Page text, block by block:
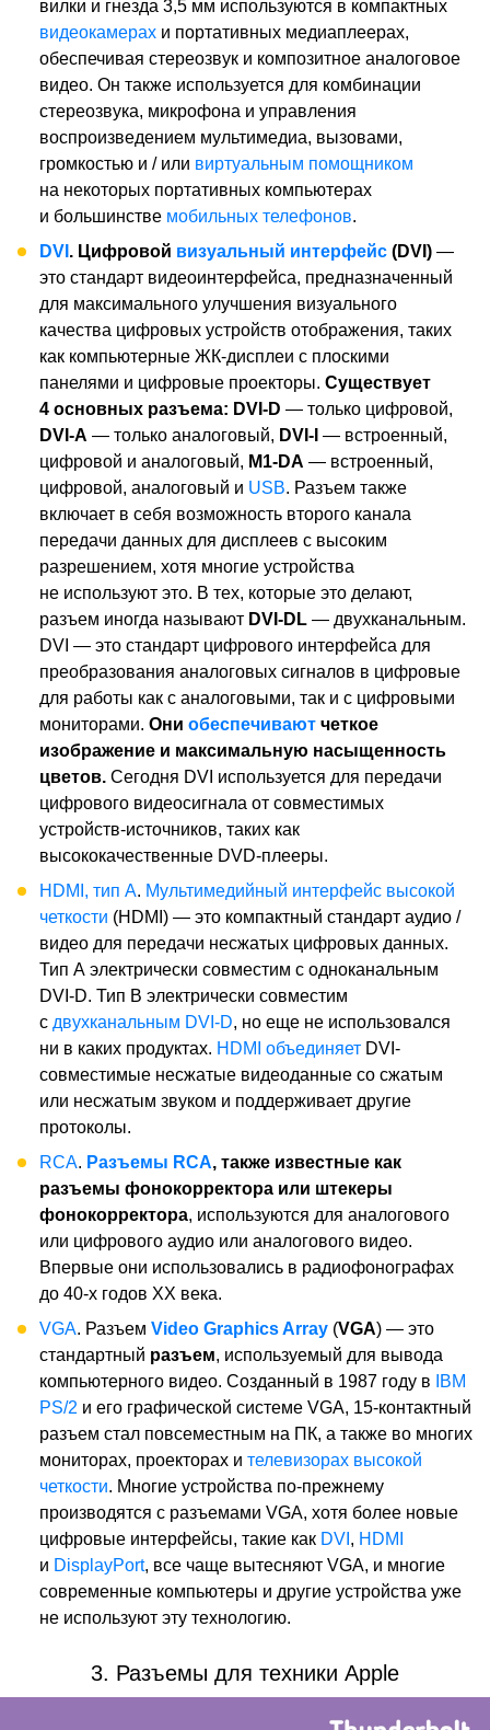
вилки и гнезда 3,5 мм используются в компактных
видеокамерах и портативных медиаплеерах,
обеспечивая стереозвук и композитное аналоговое
видео. Он также используется для комбинации
стереозвука, микрофона и управления
воспроизведением мультимедиа, вызовами,
громкостью и / или виртуальным помощником
на некоторых портативных компьютерах
и большинстве мобильных телефонов.
DVI . Цифровой визуальный интерфейс (DVI) —
это стандарт видеоинтерфейса, предназначенный
для максимального улучшения визуального
качества цифровых устройств отображения, таких
как компьютерные ЖК-дисплеи с плоскими
панелями и цифровые проекторы. Существует
4 основных разъема: DVI-D — только цифровой,
DVI-A — только аналоговый, DVI-I — встроенный,
цифровой и аналоговый, M1-DA — встроенный,
цифровой, аналоговый и USB. Разъем также
включает в себя возможность второго канала
передачи данных для дисплеев с высоким
разрешением, хотя многие устройства
не используют это. В тех, которые это делают,
разъем иногда называют DVI-DL — двухканальным.
DVI — это стандарт цифрового интерфейса для
преобразования аналоговых сигналов в цифровые
для работы как с аналоговыми, так и с цифровыми
мониторами. Они обеспечивают четкое
изображение и максимальную насыщенность
цветов. Сегодня DVI используется для передачи
цифрового видеосигнала от совместимых
устройств-источников, таких как
высококачественные DVD-плееры.
HDMI, тип А. Мультимедийный интерфейс высокой
четкости (HDMI) — это компактный стандарт аудио /
видео для передачи несжатых цифровых данных.
Тип A электрически совместим с одноканальным
DVI-D. Тип B электрически совместим
с двухканальным DVI-D, но еще не использовался
ни в каких продуктах. HDMI объединяет DVI-
совместимые несжатые видеоданные со сжатым
или несжатым звуком и поддерживает другие
протоколы.
RCA. Разъемы RCA, также известные как
разъемы фонокорректора или штекеры
фонокорректора, используются для аналогового
или цифрового аудио или аналогового видео.
Впервые они использовались в радиофонографах
до 40-х годов ХХ века.
VGA. Разъем Video Graphics Array (VGA) — это
стандартный разъем, используемый для вывода
компьютерного видео. Созданный в 1987 году в
IBM
PS/2 и его графической системе VGA, 15-контактный
разъем стал повсеместным на ПК, а также во многих
мониторах, проекторах и телевизорах высокой
четкости. Многие устройства по-прежнему
производятся с разъемами VGA, хотя более новые
цифровые интерфейсы, такие как DVI , HDMI
и DisplayPort, все чаще вытесняют VGA, и многие
современные компьютеры и другие устройства уже
не используют эту технологию.
3. Разъемы для техники Apple